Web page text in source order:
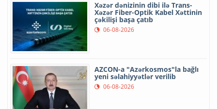
Xəzər dənizinin dibi ilə Trans-
Xəzər Fiber-Optik Kabel Xəttinin
çəkilişi başa çatıb
06-08-2026
AZCON-a "Azərkosmos"la bağlı
yeni səlahiyyətlər verilib
06-08-2026